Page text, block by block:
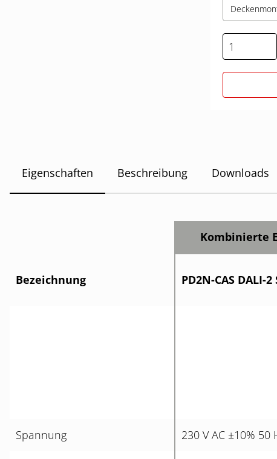
Eigenschaften Beschreibung Downloads
Kombinierte
Bezeichnung PD2N-CAS DALI-
Spannung 230 V AC ±10% 50